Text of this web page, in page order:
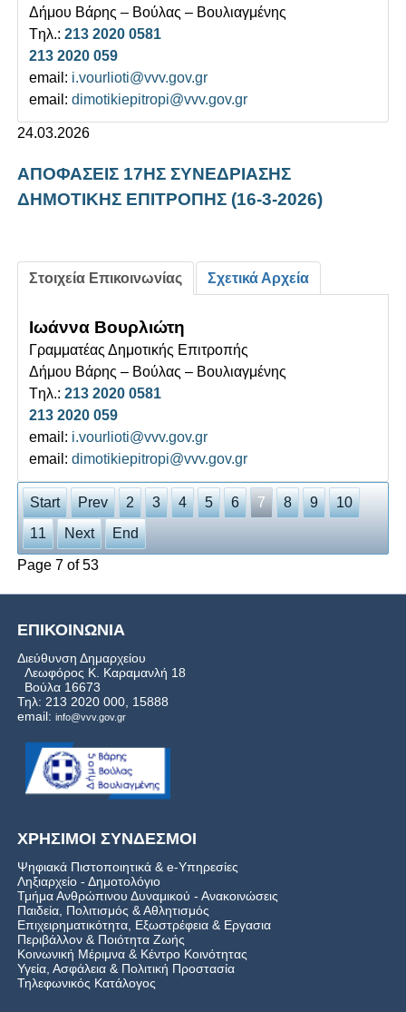
Δήμου Βάρης – Βούλας – Βουλιαγμένης
Tηλ.:213 2020 0581
213 2020 059
email: i.vourlioti@vvv.gov.gr
email:dimotikiepitropi@vvv.gov.gr
24.03.2026
AΠΟΦΑΣΕΙΣ 17ΗΣ ΣΥΝΕΔΡΙΑΣΗΣ
ΔΗΜΟΤΙΚΗΣ ΕΠΙΤΡΟΠΗΣ (16-3-2026)
Στοιχεία Επικοινωνίας Σχετικά Αρχεία
Ιωάννα Βουρλιώτη
Γραμματέας Δημοτικής Επιτροπής
Δήμου Βάρης – Βούλας – Βουλιαγμένης
Tηλ.:213 2020 0581
213 2020 059
email: i.vourlioti@vvv.gov.gr
email:dimotikiepitropi@vvv.gov.gr
Start Prev 2 3 4 5 6 7 8 9
10
11
Next End
Page 7 of 53
ΕΠΙΚΟΙΝΩΝΙΑ
Διεύθυνση Δημαρχείου
Λεωφόρος Κ. Καραμανλή 18
Βούλα 16673
Τηλ: 213 2020 000, 15888
email: info@vvv.gov.gr
ΧΡΗΣΙΜΟΙ ΣΥΝΔΕΣΜΟΙ
Ψηφιακά Πιστοποιητικά & e-Υπηρεσίες
Ληξιαρχείο - Δημοτολόγιο
Τμήμα Ανθρώπινου Δυναμικού - Ανακοινώσεις
Παιδεία, Πολιτισμός & Αθλητισμός
Επιχειρηματικότητα, Εξωστρέφεια & Εργασια
Περιβάλλον & Ποιότητα Ζωής
Kοινωνική Μέριμνα & Κέντρο Κοινότητας
Υγεία, Ασφάλεια & Πολιτική Προστασία
Τηλεφωνικός Κατάλογος